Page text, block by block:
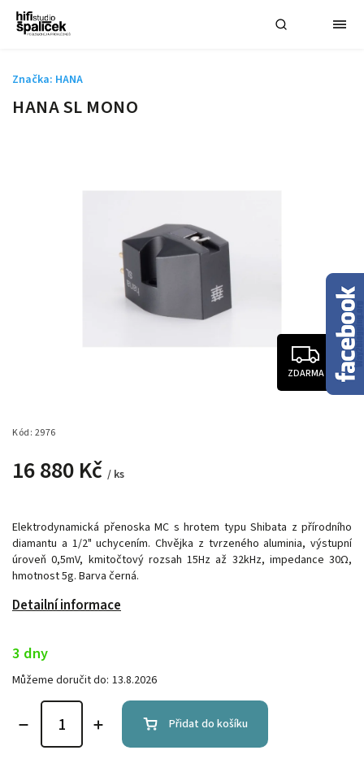
HANA SL MONO
ZDARMA
Kód: 2976
16 880 Kč / ks
Elektrodynamická přenoska MC s hrotem typu Shibata z přírodního
diamantu a 1/2" uchycením. Chvějka z tvrzeného aluminia, výstupní
úroveň 0,5mV, kmitočtový rozsah 15Hz až 32kHz, impedance 30Ω,
hmotnost 5g. Barva černá.
Detailní informace
Značka: HANA
3 dny
Můžeme doručit do: 13.8.2026
Přidat do košíku